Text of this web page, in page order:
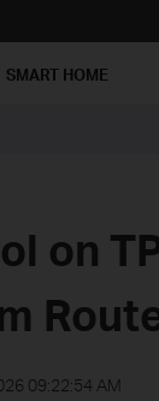
SMART HOME
on
09:22:54 AM